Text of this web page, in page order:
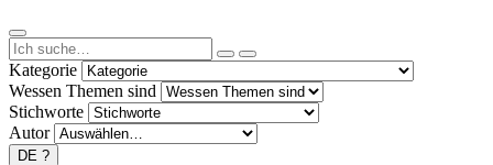
Kategorie
Wessen Themen sind
Stichworte
Autor
DE ?